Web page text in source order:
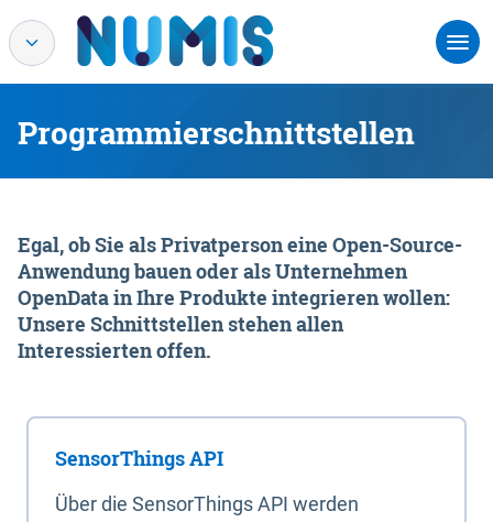
Programmierschnittstellen
Egal, ob Sie als Privatperson eine Open-Source-
Anwendung bauen oder als Unternehmen
OpenData in Ihre Produkte integrieren wollen:
Unsere Schnittstellen stehen allen
Interessierten offen.
SensorThings API
Über die SensorThings API werden